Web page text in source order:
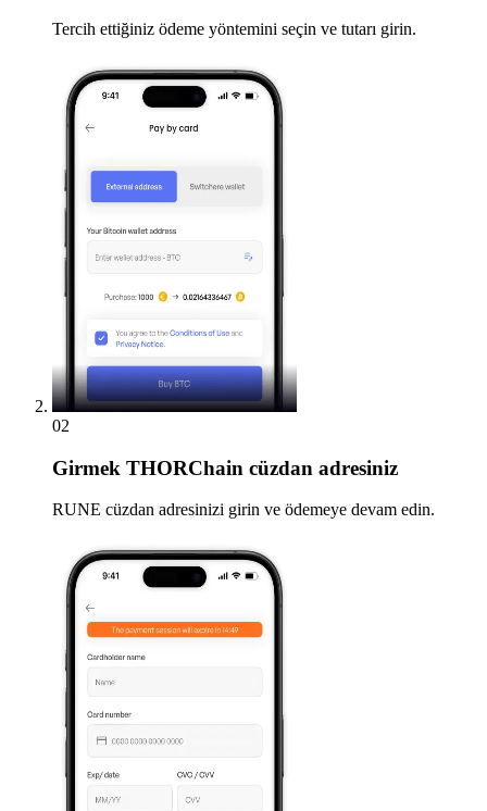
Tercih ettiğiniz ödeme yöntemini seçin ve tutarı girin.
02
Girmek THORChain cüzdan adresiniz
RUNE cüzdan adresinizi girin ve ödemeye devam edin.